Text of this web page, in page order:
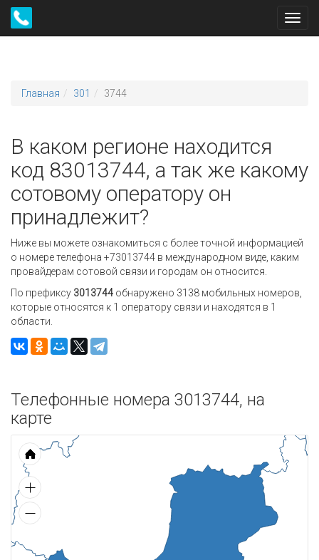
Главная 301 3744
В каком регионе находится
код 83013744, а так же какому
сотовому оператору он
принадлежит?
Ниже вы можете ознакомиться с более точной информацией
о номере телефона +73013744 в международном виде, каким
провайдерам сотовой связи и городам он относится.
По префиксу 3013744 обнаружено 3138 мобильных номеров,
которые относятся к 1 оператору связи и находятся в 1
области.
Телефонные номера 3013744, на
карте